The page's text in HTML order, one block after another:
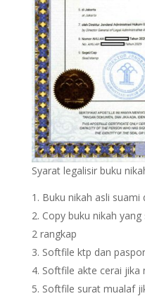
Syarat legalisir buku
Buku nikah asli suami
Copy buku nikah
2 rangkap
Softfile ktp dan paspor
Softfile akte cerai jika
Softfile surat mualaf